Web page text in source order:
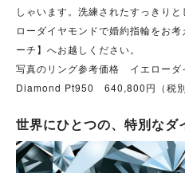
しゃいます。洗練されたすっきり
ローダイヤモンドで婚約指輪をお
ーチ】へお越しください。
写真のリング参考価格 イエロー
Diamond Pt950 640,800円（税別
世界にひとつの、特別なダ